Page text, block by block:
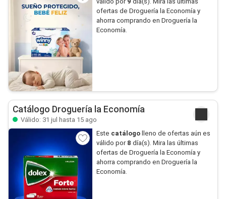
ofertas de Droguería la Economía y
ahorra comprando en Droguería la
Economía.
Catálogo Droguería la Economía
Válido: 31 jul hasta 15 ago
Este catálogolleno de ofertas aún es
válido por 8 día(s). Mira las últimas
ofertas de Droguería la Economía y
ahorra comprando en Droguería la
Economía.